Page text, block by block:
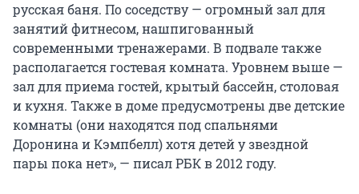
русская баня. По соседству — огромный зал для
занятий фитнесом, нашпигованный
современными тренажерами. В подвале также
располагается гостевая комната. Уровнем выше —
зал для приема гостей, крытый бассейн, столовая
и кухня. Также в доме предусмотрены две детские
комнаты (они находятся под спальнями
Доронина и Кэмпбелл) хотя детей у звездной
пары пока нет», — писал РБК в 2012 году.